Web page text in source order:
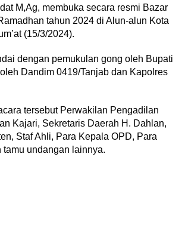
M,Ag, membuka secara resmi Bazar
tahun 2024 di Alun-alun Kota
(15/3/2024).
dengan pemukulan gong oleh Bupati
Dandim 0419/Tanjab dan Kapolres
tersebut Perwakilan Pengadilan
Kajari, Sekretaris Daerah H. Dahlan,
Staf Ahli, Para Kepala OPD, Para
tamu undangan lainnya.